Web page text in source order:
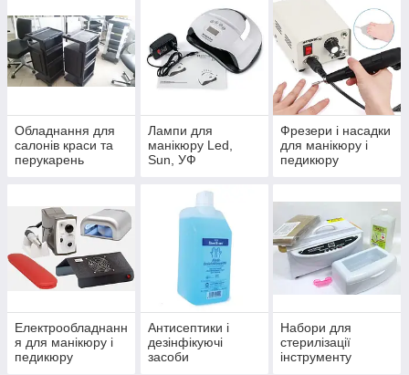
Обладнання для
салонів краси та
перукарень
Лампи для
манікюру Led,
Sun, УФ
Фрезери і насадки
для манікюру і
педикюру
Електрообладнанн
я для манікюру і
педикюру
Антисептики і
дезінфікуючі
засоби
Набори для
стерилізації
інструменту